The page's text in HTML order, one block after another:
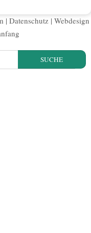
| Datenschutz | Webdesign
SUCHE